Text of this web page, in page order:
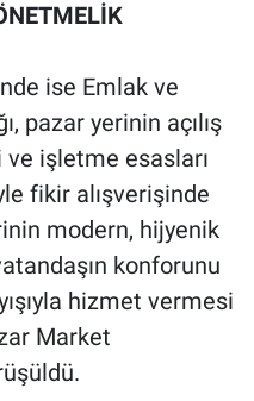
ise Emlak ve
pazar yerinin açılış
ve işletme esasları
fikir alışverişinde
modern, hijyenik
konforunu
hizmet vermesi
Market